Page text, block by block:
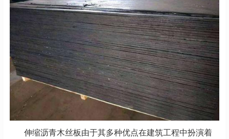
伸缩沥青木丝板由于其多种优点在建筑工程中扮演着